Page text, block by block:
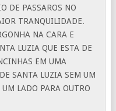
DE PASSAROS NO
TRANQUILIDADE.
NA CARA E
LUZIA QUE ESTA DE
EM UMA
SANTA LUZIA SEM UM
LADO PARA OUTRO